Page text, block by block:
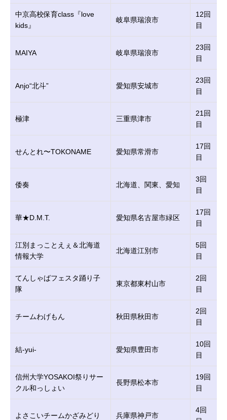
中京高校保育class『love
kids』
岐阜県瑞浪市
12回
目
MAIYA 岐阜県瑞浪市
23回
目
Anjo“北斗” 愛知県安城市
23回
目
極津 三重県津市
21回
目
せんとれ〜TOKONAME 愛知県常滑市
17回
目
倭奏 北海道、関東、愛知
3回
目
華★D.M.T. 愛知県名古屋市緑区
17回
目
江別まっことえぇ＆北海道
情報大学
北海道江別市
5回
目
てんしゃばフェスタ踊り子
隊
東京都東村山市
2回
目
チームわげもん 秋田県秋田市
2回
目
結-yui- 愛知県豊田市
10回
目
信州大学YOSAKOI祭りサー
クル和っしょい
長野県松本市
19回
目
よさこいチームかざみどり 兵庫県神戸市
4回